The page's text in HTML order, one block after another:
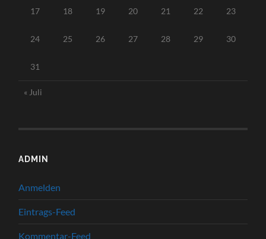
17 18 19 20 21 22 23
24 25 26 27 28 29 30
31
« Juli
ADMIN
Anmelden
Eintrags-Feed
Kommentar-Feed